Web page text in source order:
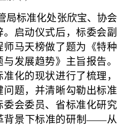
局标准化处张欣宝、协会
启动仪式后，标委会副
马天榜做了题为《特种
发展趋势》主旨报告。
化的现状进行了梳理，
题，并清晰勾勒出标准
会委员、省标准化研究
背景下标准的研制——从